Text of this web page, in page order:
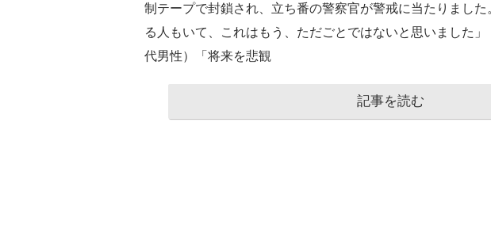
制テープで封鎖され、立ち番の警察官が警戒に当たりまし
る人もいて、これはもう、ただごとではないと思いました
代男性）「将来を悲観
記事を読む